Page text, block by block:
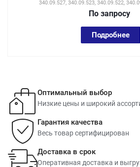
340.09.527, 340.09.523, 340.09.522,
По запросу
Подробнее
Оптимальный выбор
Низкие цены и широкий
Гарантия качества
Весь товар сертифицирован
Доставка в срок
Оперативная доставка и